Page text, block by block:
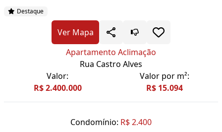
Destaque
Ver Mapa
Apartamento Aclimação
Rua Castro Alves
Valor:
R$ 2.400.000
Valor por m²:
R$ 15.094
Condomínio: R$ 2.400